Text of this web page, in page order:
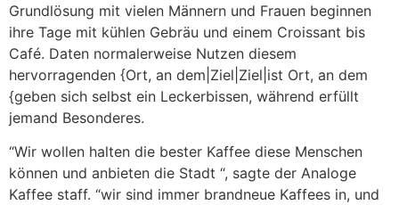
Grundlösung mit vielen Männern und Frauen beginnen
ihre Tage mit kühlen Gebräu und einem Croissant bis
Café. Daten normalerweise Nutzen diesem
hervorragenden {Ort, an dem|Ziel|Ziel|ist Ort, an dem
{geben sich selbst ein Leckerbissen, während erfüllt
jemand Besonderes.
“Wir wollen halten die bester Kaffee diese Menschen
können und anbieten die Stadt “, sagte der Analoge
Kaffee staff. “wir sind immer brandneue Kaffees in, und